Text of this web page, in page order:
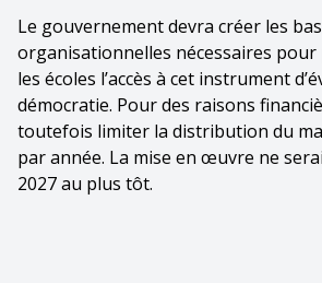
Le gouvernement devra créer les
organisationnelles nécessaires
les écoles l’accès à cet instrument
démocratie. Pour des raisons
toutefois limiter la distribution du
par année. La mise en œuvre ne
2027 au plus tôt.